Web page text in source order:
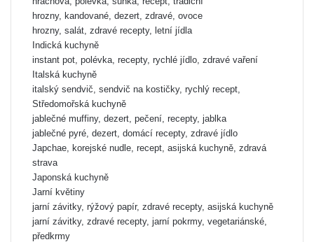
hrozny, kandované, dezert, zdravé, ovoce
hrozny, salát, zdravé recepty, letní jídla
Indická kuchyně
instant pot, polévka, recepty, rychlé jídlo, zdravé vaření
Italská kuchyně
italský sendvič, sendvič na kostičky, rychlý recept,
Středomořská kuchyně
jablečné muffiny, dezert, pečení, recepty, jablka
jablečné pyré, dezert, domácí recepty, zdravé jídlo
Japchae, korejské nudle, recept, asijská kuchyně, zdravá
strava
Japonská kuchyně
Jarní květiny
jarní závitky, rýžový papír, zdravé recepty, asijská kuchyně
jarní závitky, zdravé recepty, jarní pokrmy, vegetariánské,
předkrmy